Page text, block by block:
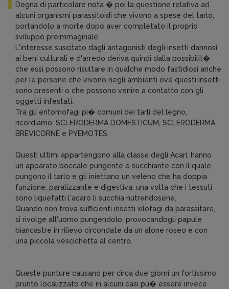
Degna di particolare nota � poi la questione relativa ad
alcuni organismi parassitoidi che vivono a spese del tarlo,
portandolo a morte dopo aver completato il proprio
sviluppo preimmaginale.
L'interesse suscitato dagli antagonisti degli insetti dannosi
ai beni culturali e d'arredo deriva quindi dalla possibilit�
che essi possono risultare in qualche modo fastidiosi anche
per le persone che vivono negli ambienti ove questi insetti
sono presenti o che possono venire a contatto con gli
oggetti infestati.
Tra gli entomofagi pi� comuni dei tarli del legno,
ricordiamo: SCLERODERMA DOMESTICUM, SCLERODERMA
BREVICORNE e PYEMOTES.
Questi ultimi appartengono alla classe degli Acari, hanno
un apparato boccale pungente e succhiante con il quale
pungono il tarlo e gli iniettano un veleno che ha doppia
funzione, paralizzante e digestiva: una volta che i tessuti
sono liquefatti l'acaro li succhia nutrendosene.
Quando non trova sufficienti insetti xilofagi da parassitare,
si rivolge all'uomo pungendolo, provocandogli papule
biancastre in rilievo circondate da un alone roseo e con
una piccola vescichetta al centro.
Queste punture causano per circa due giorni un fortissimo
prurito localizzato che in alcuni casi pu� essere invece